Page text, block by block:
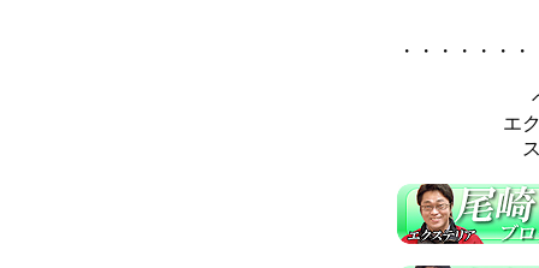
・・・・・・
エ